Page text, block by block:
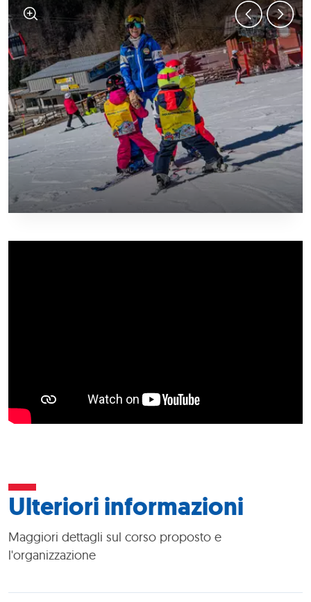
Ulteriori informazioni
Maggiori dettagli sul corso proposto e
l'organizzazione